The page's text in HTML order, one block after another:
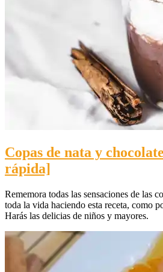
Copas de nata y
rápida]
Rememora todas las sensaciones de las
toda la vida haciendo esta receta, como
Harás las delicias de niños y mayores.